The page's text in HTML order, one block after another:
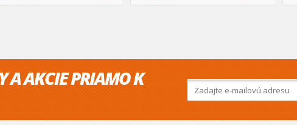
A AKCIE PRIAMO K